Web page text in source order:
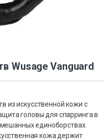
Wusage Vanguard
из искусственной кожи с
головы для спарринга в
единоборствах.
кожа держит